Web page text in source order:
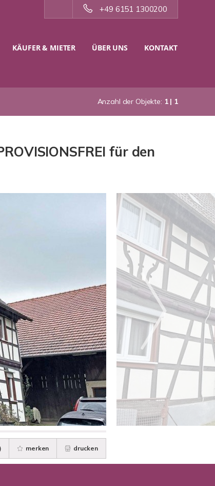
+49 6151 1300200
KÄUFER & MIETER ÜBER UNS KONTAKT
Anzahl der Objekte: 1 | 1
für den
merken drucken